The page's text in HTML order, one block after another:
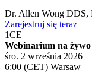
Dr. Allen Wong DDS,
Zarejestruj się teraz
1CE
Webinarium na żywo
śro. 2 września 2026
6:00 (CET) Warsaw